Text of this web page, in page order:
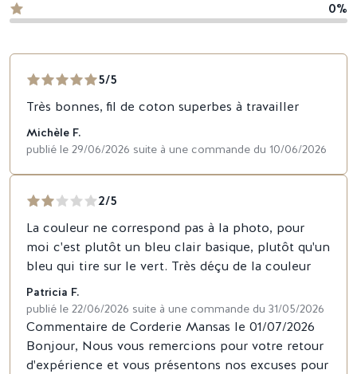
0%
5/5
Très bonnes, fil de coton superbes à travailler
Michèle F.
publié le 29/06/2026 suite à une commande du 10/06/2026
2/5
La couleur ne correspond pas à la photo, pour
moi c'est plutôt un bleu clair basique, plutôt qu'un
bleu qui tire sur le vert. Très déçu de la couleur
Patricia F.
publié le 22/06/2026 suite à une commande du 31/05/2026
Commentaire de Corderie Mansas le 01/07/2026
Bonjour, Nous vous remercions pour votre retour
d'expérience et vous présentons nos excuses pour